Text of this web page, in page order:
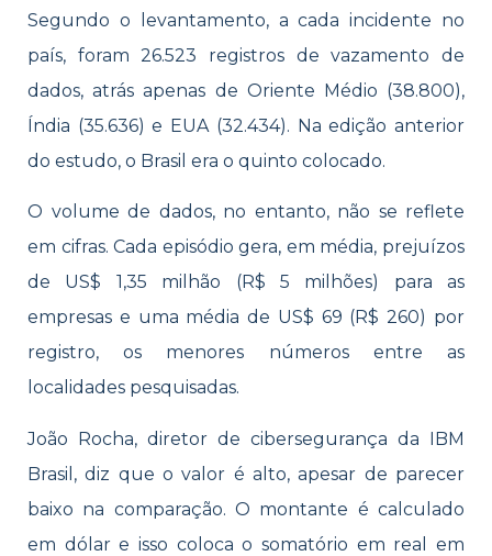
Segundo o levantamento, a cada incidente no
país, foram 26.523 registros de vazamento de
dados, atrás apenas de Oriente Médio (38.800),
Índia (35.636) e EUA (32.434). Na edição anterior
do estudo, o Brasil era o quinto colocado.
O volume de dados, no entanto, não se reflete
em cifras. Cada episódio gera, em média, prejuízos
de US$ 1,35 milhão (R$ 5 milhões) para as
empresas e uma média de US$ 69 (R$ 260) por
registro, os menores números entre as
localidades pesquisadas.
João Rocha, diretor de cibersegurança da IBM
Brasil, diz que o valor é alto, apesar de parecer
baixo na comparação. O montante é calculado
em dólar e isso coloca o somatório em real em